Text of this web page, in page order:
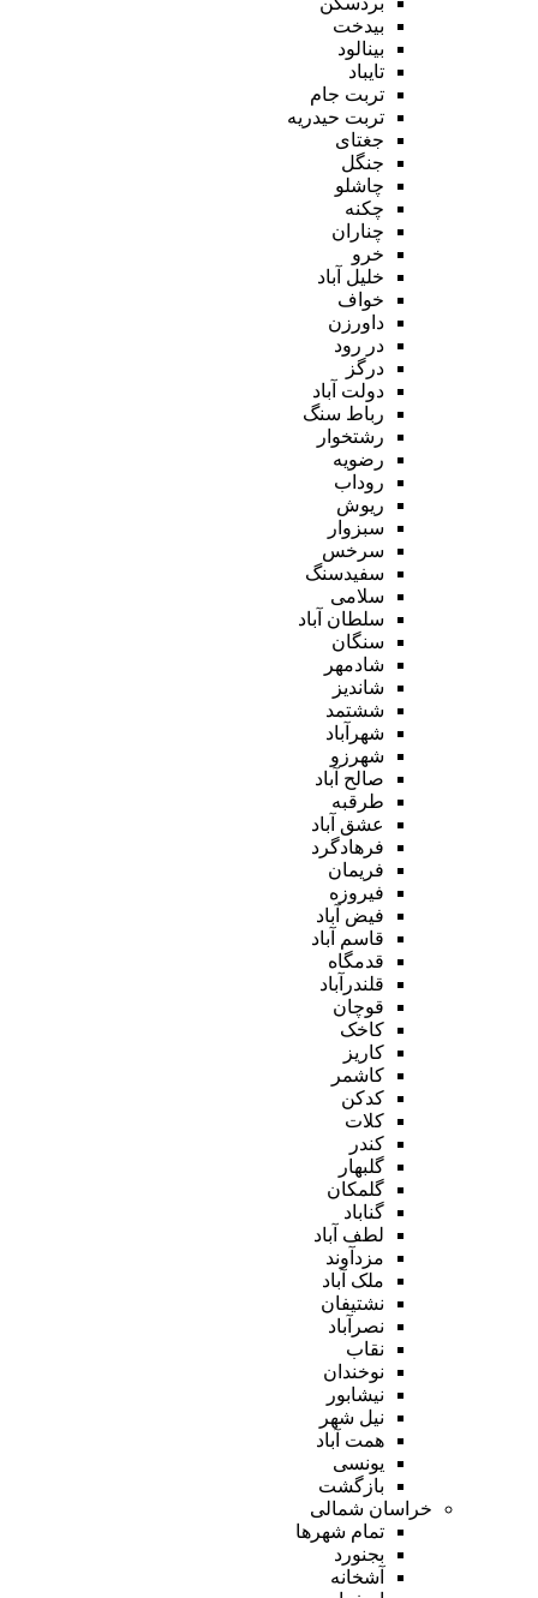
بیدخت
بینالود
تایباد
تربت جام
تربت حیدریه
جغتای
جنگل
چاشلو
چکنه
چناران
خرو
خلیل آباد
خواف
داورزن
در رود
درگز
دولت آباد
رباط سنگ
رشتخوار
رضویه
روداب
ریوش
سبزوار
سرخس
سفیدسنگ
سلامی
سلطان آباد
سنگان
شادمهر
شاندیز
ششتمد
شهرآباد
شهرزو
صالح آباد
طرقبه
عشق آباد
فرهادگرد
فریمان
فیروزه
فیض آباد
قاسم آباد
قدمگاه
قلندرآباد
قوچان
کاخک
کاریز
کاشمر
کدکن
کلات
کندر
گلبهار
گلمکان
گناباد
لطف آباد
مزدآوند
ملک آباد
نشتیفان
نصرآباد
نقاب
نوخندان
نیشابور
نیل شهر
همت آباد
یونسی
بازگشت
خراسان شمالی
تمام شهر‌ها
بجنورد
آشخانه